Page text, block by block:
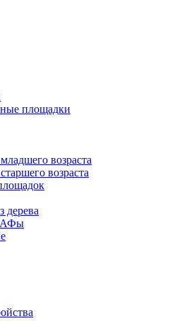
площадки
возраста
возраста
дерева